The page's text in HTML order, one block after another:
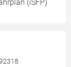
(iSFP)